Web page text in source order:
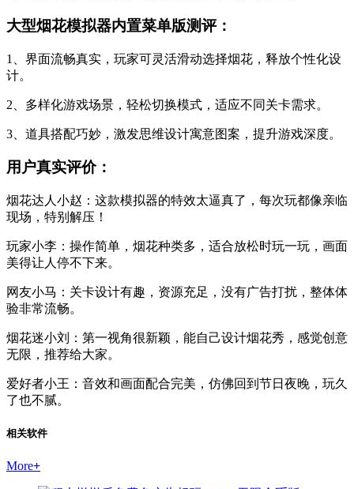
大型烟花模拟器内置菜单版测评：
1、界面流畅真实，玩家可灵活滑动选择烟花，释放个性化设
计。
2、多样化游戏场景，轻松切换模式，适应不同关卡需求。
3、道具搭配巧妙，激发思维设计寓意图案，提升游戏深度。
用户真实评价：
烟花达人小赵：这款模拟器的特效太逼真了，每次玩都像亲临
现场，特别解压！
玩家小李：操作简单，烟花种类多，适合放松时玩一玩，画面
美得让人停不下来。
网友小马：关卡设计有趣，资源充足，没有广告打扰，整体体
验非常流畅。
烟花迷小刘：第一视角很新颖，能自己设计烟花秀，感觉创意
无限，推荐给大家。
爱好者小王：音效和画面配合完美，仿佛回到节日夜晚，玩久
了也不腻。
相关软件
More+